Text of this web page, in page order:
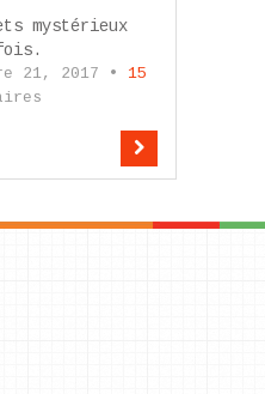
mystérieux
21, 2017 • 15